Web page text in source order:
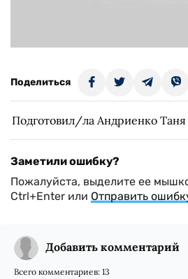
Поделиться
Подготовил/ла Андриенко Таня
Заметили ошибку?
Пожалуйста, выделите ее
Ctrl+Enter или Отправить
Добавить комментарий
Всего комментариев: 13